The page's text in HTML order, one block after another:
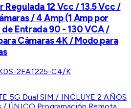
Regulada 12 Vcc / 13.5 Vcc /
/ 4 Amp (1 Amp por
Entrada 90 - 130 VCA /
Cámaras 4K / Modo para
DS-2FA1225-C4/K